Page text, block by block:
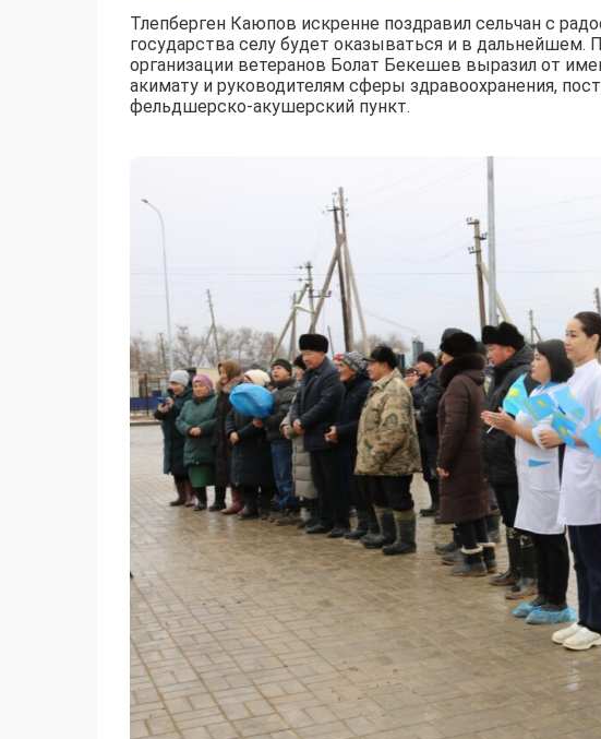
Тлепберген Каюпов искренне поздравил сельчан с
государства селу будет оказываться и в дальнейшем.
организации ветеранов Болат Бекешев выразил от
акимату и руководителям сферы здравоохранения,
фельдшерско-акушерский пункт.